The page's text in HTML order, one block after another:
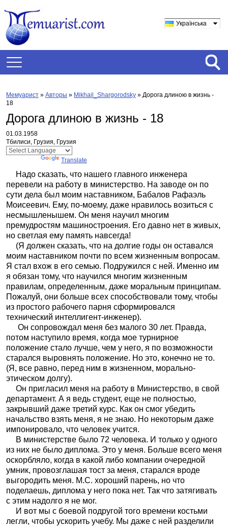
Українська
Мемуарист » Авторы » Mikhail_Shargorodsky » Дорога длиною в жизнь -
18
Дорога длиною в жизнь - 18
01.03.1958
Тбилиси, Грузия, Грузия
Translate
Надо сказать, что нашего главного инженера
перевели на работу в министерство. На заводе он по
сути дела был моим наставником, Бабалов Рафаэль
Моисеевич. Ему, по-моему, даже нравилось возиться с
несмышленышем. Он меня научил многим
премудростям машиностроения. Его давно нет в живых,
но светлая ему память навсегда!
(Я должен сказать, что на долгие годы он оставался
моим наставником почти по всем жизненным вопросам.
Я стал вхож в его семью. Подружился с ней. Именно им
я обязан тому, что научился многим жизненным
правилам, определенным, даже моральным принципам.
Пожалуй, они больше всех способствовали тому, чтобы
из простого рабочего парня сформировался
технический интеллигент-инженер).
Он сопровождал меня без малого 30 лет. Правда,
потом наступило время, когда мое турнирное
положение стало лучше, чем у него, я по возможности
старался выровнять положение. Но это, конечно не то.
(Я, все равно, перед ним в жизненном, морально-
этическом долгу).
Он пригласил меня на работу в Министерство, в свой
департамент. А я ведь студент, еще не полностью,
закрывший даже третий курс. Как он смог убедить
начальство взять меня, я не знаю. Но некоторым даже
импонировало, что человек учится.
В министерстве было 72 человека. И только у одного
из них не было диплома. Это у меня. Больше всего меня
оскорбляло, когда в какой либо компании очередной
умник, провозглашая тост за меня, старался вроде
выгородить меня. М.С. хороший парень, но что
поделаешь, диплома у него пока нет. Так что затягивать
с этим надолго я не мог.
И вот мы с боевой подругой того времени костьми
легли, чтобы ускорить учебу. Мы даже с ней разделили